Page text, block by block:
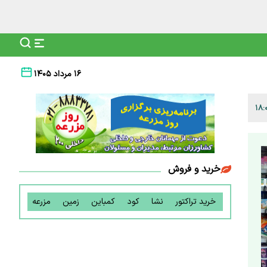
۱۶ مرداد ۱۴۰۵
خرید و فروش
خرید تراکتور نشا کود کمباین زمین مزرعه